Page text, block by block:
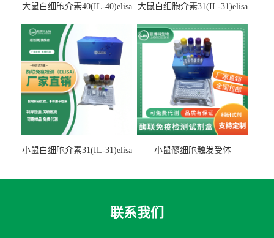
大鼠白细胞介素40(IL-40)elisa
大鼠白细胞介素31(IL-31)elisa
小鼠白细胞介素31(IL-31)elisa
小鼠髓细胞触发受体
联系我们